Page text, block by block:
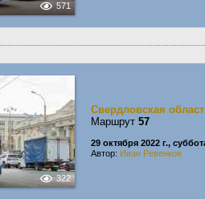
571
322
Свердловская
Маршрут 57
29 октября 2022 г.,
Автор: Иван Ревенков